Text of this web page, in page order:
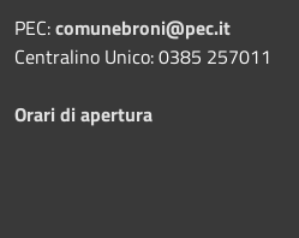
PEC:comunebroni@pec.it
Centralino Unico: 0385 257011
Orari di apertura